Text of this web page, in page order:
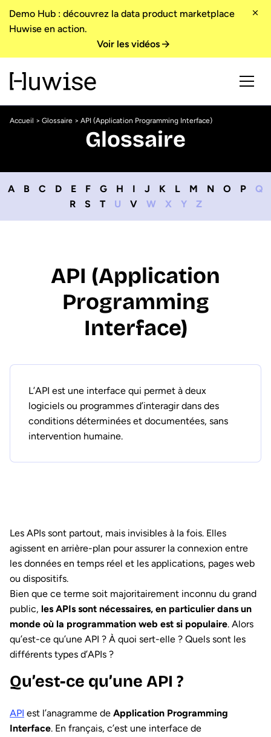
Demo Hub : découvrez la data product marketplace
Huwise en action.
Voir les vidéos
Accueil > Glossaire > API (Application Programming Interface)
Glossaire
A B C D E F G H I J K L M N O P
Q
R
S T U V W X Y Z
API (Application
Programming
Interface)
L’API est une interface qui permet à deux
logiciels ou programmes d’interagir dans des
conditions déterminées et documentées, sans
intervention humaine.
Les APIs sont partout, mais invisibles à la fois. Elles
agissent en arrière-plan pour assurer la connexion entre
les données en temps réel et les applications, pages web
ou dispositifs.
Bien que ce terme soit majoritairement inconnu du grand
public, les APIs sont nécessaires, en particulier dans un
monde où la programmation web est si populaire. Alors
qu’est-ce qu’une API ? À quoi sert-elle ? Quels sont les
différents types d’APIs ?
Qu’est-ce qu’une API ?
API est l’anagramme de Application Programming
Interface. En français, c’est une interface de